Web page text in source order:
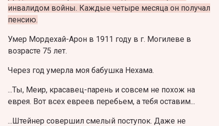
инвалидом войны. Каждые четыре месяца он получал
пенсию.
Умер Мордехай-Арон в 1911 году в г. Могилеве в
возрасте 75 лет.
Через год умерла моя бабушка Нехама.
...Ты, Меир, красавец-парень и совсем не похож на
еврея. Вот всех евреев перебьем, а тебя оставим...
...Штейнер совершил смелый поступок. Даже не